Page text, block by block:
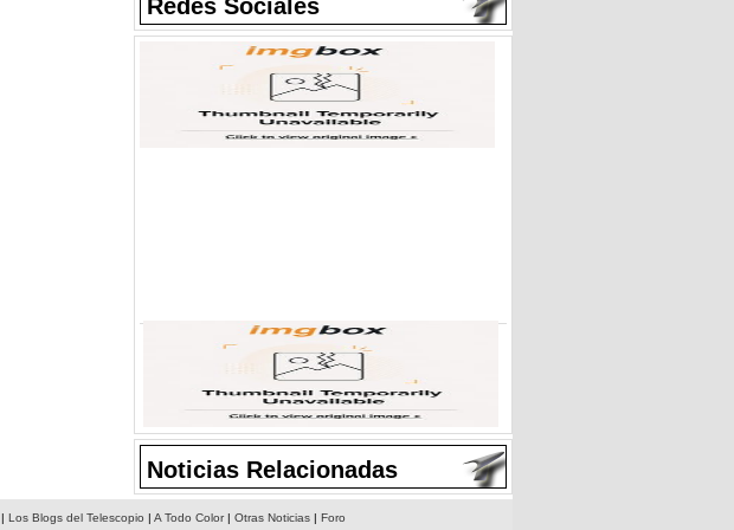
Redes Sociales
Noticias Relacionadas
| Los Blogs del Telescopio | A Todo Color| Otras Noticias| Foro